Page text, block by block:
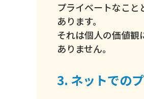
プライベートなこと
あります。
それは個人の価値観
ありません。
3. ネットでの